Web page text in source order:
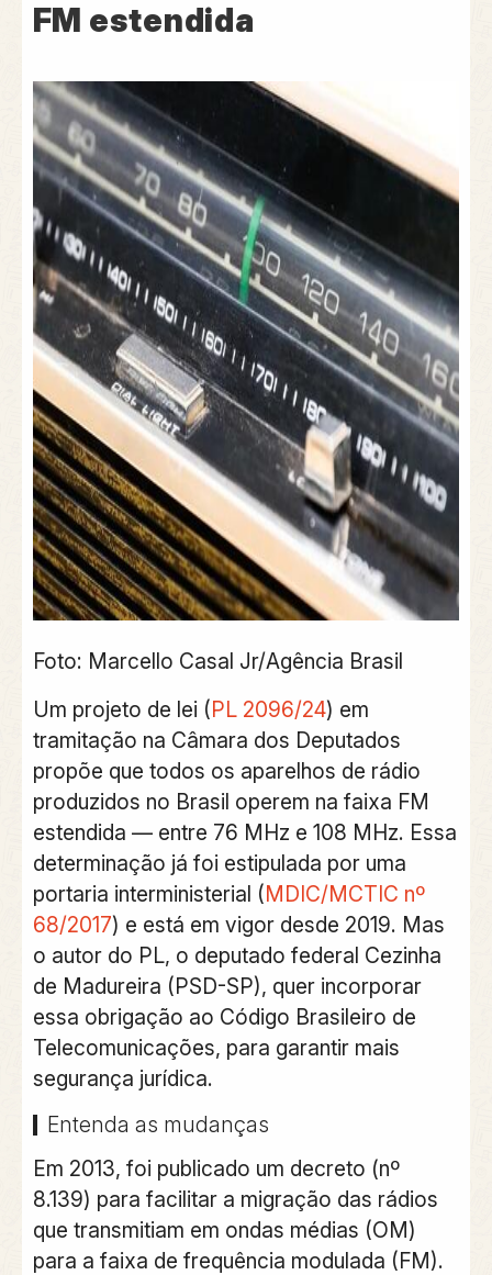
FM estendida
Foto: Marcello Casal Jr/Agência Brasil
Um projeto de lei (PL 2096/24) em
tramitação na Câmara dos Deputados
propõe que todos os aparelhos de rádio
produzidos no Brasil operem na faixa FM
estendida — entre 76 MHz e 108 MHz. Essa
determinação já foi estipulada por uma
portaria interministerial (MDIC/MCTIC nº
68/2017) e está em vigor desde 2019. Mas
o autor do PL, o deputado federal Cezinha
de Madureira (PSD-SP), quer incorporar
essa obrigação ao Código Brasileiro de
Telecomunicações, para garantir mais
segurança jurídica.
Entenda as mudanças
Em 2013, foi publicado um decreto (nº
8.139) para facilitar a migração das rádios
que transmitiam em ondas médias (OM)
para a faixa de frequência modulada (FM).